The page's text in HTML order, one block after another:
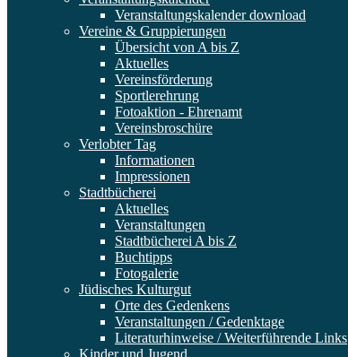
Veranstaltungskalender download
Vereine & Gruppierungen
Übersicht von A bis Z
Aktuelles
Vereinsförderung
Sportlerehrung
Fotoaktion - Ehrenamt
Vereinsbroschüre
Verlobter Tag
Informationen
Impressionen
Stadtbücherei
Aktuelles
Veranstaltungen
Stadtbücherei A bis Z
Buchtipps
Fotogalerie
Jüdisches Kulturgut
Orte des Gedenkens
Veranstaltungen / Gedenktage
Literaturhinweise / Weiterführende Links
Kinder und Jugend